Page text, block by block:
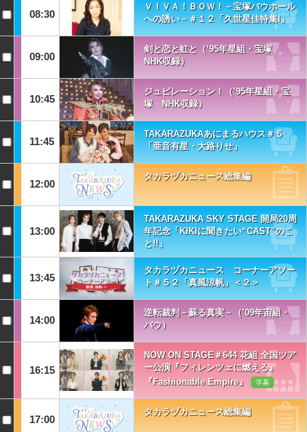
08:30
ＶＩＶＡ！ＢＯＷ！－宝塚バウホール
への誘い－＃１２「久世星佳特集Ⅰ」
09:00
剣と恋と虹と（’95年星組・宝塚
NHK収録）
10:45
ジュビレーション！（’95年星組・宝
塚 NHK収録）
11:45
TAKARAZUKAあにまるハウス＃５
「亜音有星・大路りせ」
12:00
タカラヅカニュース総集編
13:00
TAKARAZUKA SKY STAGE 開局20周
年記念「KIKIに聞きたい“CAST”のこ
と!!」
13:45
タカラヅカニュース コーナーアソー
ト＃５２「真風涼帆」＜２＞
14:00
逆転裁判－蘇る真実－（’09年宙組・
バウ）
16:15
NOW ON STAGE＃644 花組 全国ツア
ー公演『フィレンツェに燃える』
『Fashionable Empire』
字幕
17:00
タカラヅカニュース総集編